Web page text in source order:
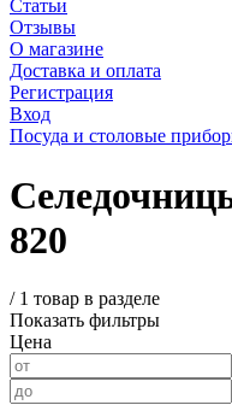
Статьи
Отзывы
О магазине
Доставка и оплата
Регистрация
Вход
Посуда и столовые
820
/ 1 товар в разделе
Показать фильтры
Цена